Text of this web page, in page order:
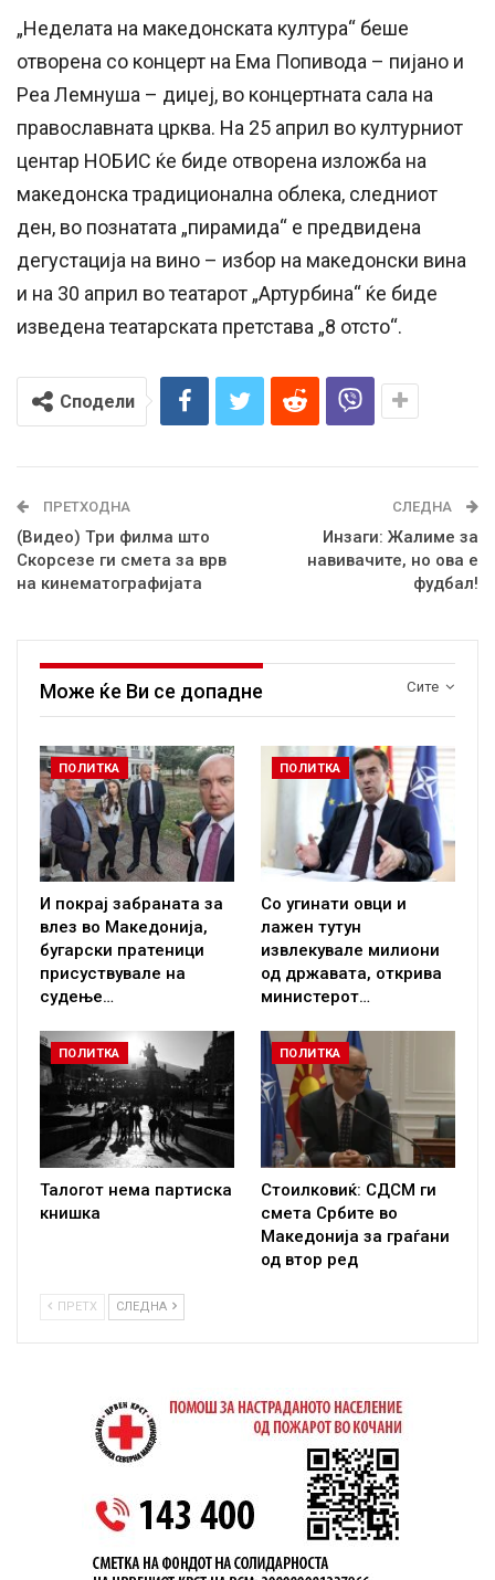
„Неделата на македонската култура“ беше
отворена со концерт на Ема Попивода – пијано и
Реа Лемнуша – диџеј, во концертната сала на
православната црква. На 25 април во културниот
центар НОБИС ќе биде отворена изложба на
македонска традиционална облека, следниот
ден, во познатата „пирамида“ е предвидена
дегустација на вино – избор на македонски вина
и на 30 април во театарот „Артурбина“ ќе биде
изведена театарската претстава „8 отсто“.
Сподели
ПРЕТХОДНА
(Видео) Tри филма што
Скорсезе ги смета за врв
на кинематографијата
СЛЕДНА
Инзаги: Жалиме за
навивачите, но ова е
фудбал!
Сите
Може ќе Ви се допадне
ПОЛИТКА
И покрај забраната за
влез во Македонија,
бугарски пратеници
присуствувале на
судење…
ПОЛИТКА
Со угинати овци и
лажен тутун
извлекувале милиони
од државата, открива
министерот…
ПОЛИТКА
Талогот нема партиска
книшка
ПОЛИТКА
Стоилковиќ: СДСМ ги
смета Србите во
Македонија за граѓани
од втор ред
ПРЕТХ СЛЕДНА